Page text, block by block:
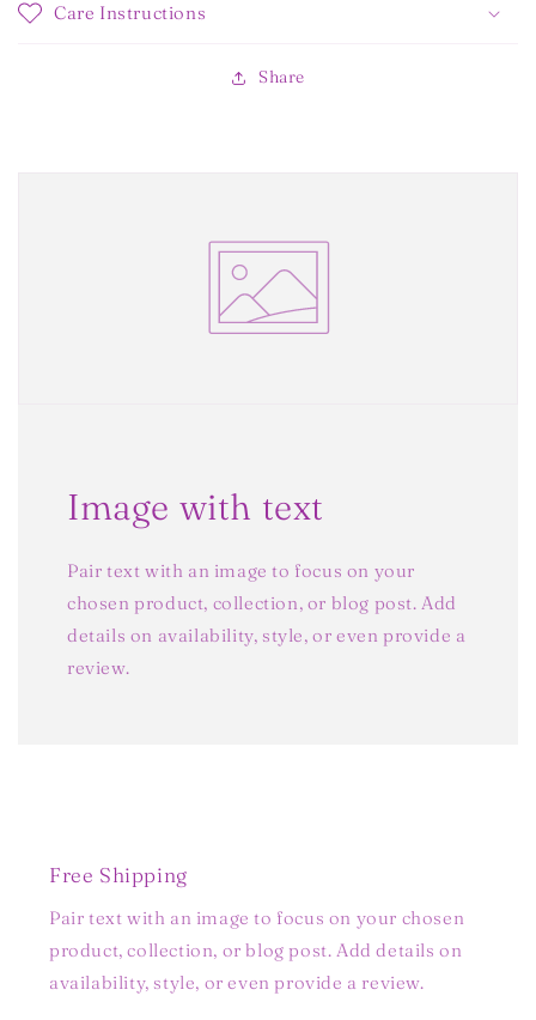
Care Instructions
Share
Image with text
Pair text with an image to focus on your
chosen product, collection, or blog post. Add
details on availability, style, or even provide a
review.
Free Shipping
Pair text with an image to focus on your chosen
product, collection, or blog post. Add details on
availability, style, or even provide a review.